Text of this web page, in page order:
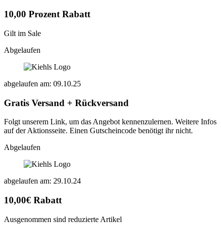
10,00 Prozent Rabatt
Gilt im Sale
Abgelaufen
abgelaufen am: 09.10.25
Gratis Versand + Rückversand
Folgt unserem Link, um das Angebot kennenzulernen. Weitere Infos
auf der Aktionsseite. Einen Gutscheincode benötigt ihr nicht.
Abgelaufen
abgelaufen am: 29.10.24
10,00€ Rabatt
Ausgenommen sind reduzierte Artikel